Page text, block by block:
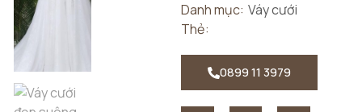
Danh mục: Váy cưới
Thẻ:
0899 11 3979